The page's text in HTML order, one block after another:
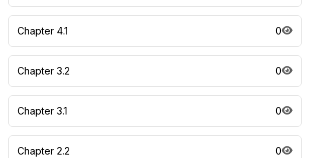
Chapter 4.1 0
Chapter 3.2 0
Chapter 3.1 0
Chapter 2.2 0